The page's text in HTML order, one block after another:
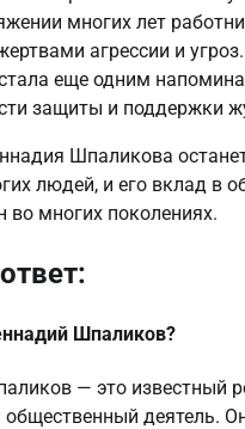
многих лет
агрессии и
еще одним
защиты и поддержки
Шпаликова
людей, и его вклад в
во многих поколениях.
Шпаликов?
— это известный
общественный деятель.